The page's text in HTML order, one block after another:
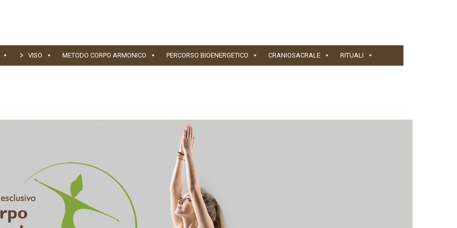
VISO METODO CORPO ARMONICO PERCORSO BIOENERGETICO CRANIOSACRALE RITUALI